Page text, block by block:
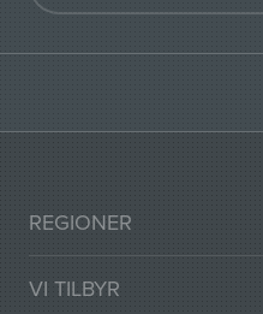
REGIONER
VI TILBYR